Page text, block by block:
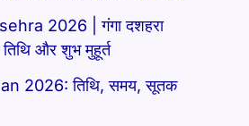
2026 | गंगा दशहरा
और शुभ मुहूर्त
2026: तिथि, समय, सूतक